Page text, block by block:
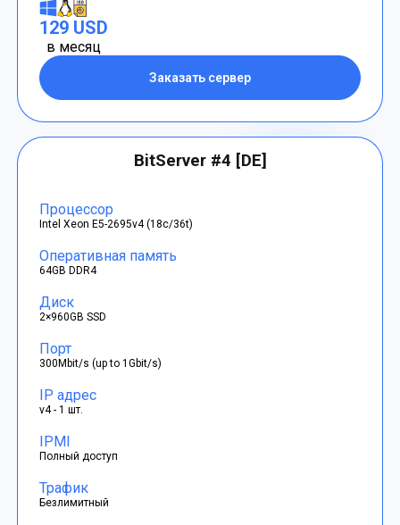
129 USD
в месяц
Заказать сервер
BitServer #4 [DE]
Процессор
Intel Xeon E5-2695v4 (18c/36t)
Оперативная память
64GB DDR4
Диск
2×960GB SSD
Порт
300Mbit/s (up to 1Gbit/s)
IP адрес
v4 - 1 шт.
IPMI
Полный доступ
Трафик
Безлимитный